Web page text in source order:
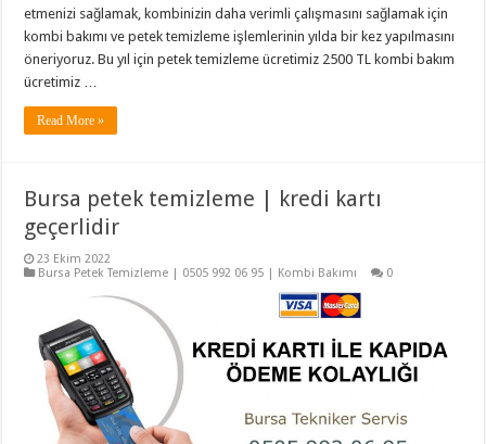
etmenizi sağlamak, kombinizin daha verimli çalışmasını sağlamak için
kombi bakımı ve petek temizleme işlemlerinin yılda bir kez yapılmasını
öneriyoruz. Bu yıl için petek temizleme ücretimiz 2500 TL kombi bakım
ücretimiz …
Read More »
Bursa petek temizleme | kredi kartı
geçerlidir
23 Ekim 2022
Bursa Petek Temizleme | 0505 992 06 95 | Kombi Bakımı
0